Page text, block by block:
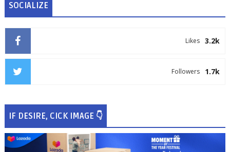
SOCIALIZE
3.2k
Likes
1.7k
Followers
IF DESIRE, CICK IMAGE 👇